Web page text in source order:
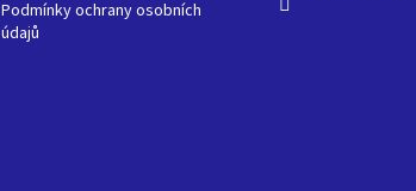
Podmínky ochrany osobních
údajů